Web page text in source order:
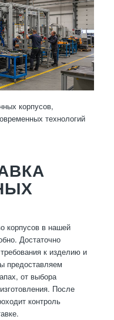
корпусов,
технологий
корпусов в нашей
Достаточно
к изделию и
предоставляем
от выбора
После
контроль